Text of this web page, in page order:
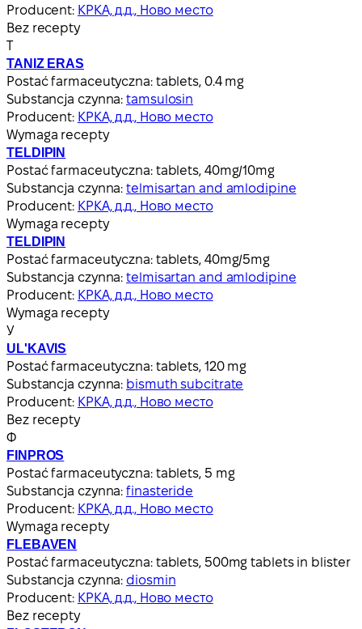
Producent: КРКА, д.д., Ново место
Bez recepty
Т
TANIZ ERAS
Postać farmaceutyczna: tablets, 0.4 mg
Substancja czynna:tamsulosin
Producent: КРКА, д.д., Ново место
Wymaga recepty
TELDIPIN
Postać farmaceutyczna: tablets, 40mg/10mg
Substancja czynna:telmisartan and amlodipine
Producent: КРКА, д.д., Ново место
Wymaga recepty
TELDIPIN
Postać farmaceutyczna: tablets, 40mg/5mg
Substancja czynna:telmisartan and amlodipine
Producent: КРКА, д.д., Ново место
Wymaga recepty
У
UL'KAVIS
Postać farmaceutyczna: tablets, 120 mg
Substancja czynna: bismuth subcitrate
Producent: КРКА, д.д., Ново место
Bez recepty
Ф
FINPROS
Postać farmaceutyczna: tablets, 5 mg
Substancja czynna:finasteride
Producent: КРКА, д.д., Ново место
Wymaga recepty
FLEBAVEN
Postać farmaceutyczna: tablets, 500mg tablets in blister
Substancja czynna: diosmin
Producent: КРКА, д.д., Ново место
Bez recepty